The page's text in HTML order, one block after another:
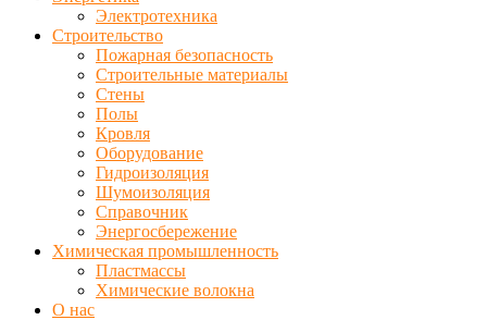
Электротехника
Строительство
Пожарная безопасность
Строительные материалы
Стены
Полы
Кровля
Оборудование
Гидроизоляция
Шумоизоляция
Справочник
Энергосбережение
Химическая промышленность
Пластмассы
Химические волокна
О нас